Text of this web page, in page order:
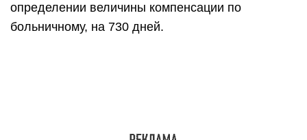
определении величины компенсации по
больничному, на 730 дней.